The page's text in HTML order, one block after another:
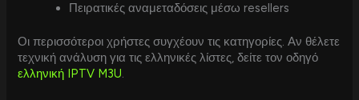
Πειρατικές αναμεταδόσεις μέσω resellers
Οι περισσότεροι χρήστες συγχέουν τις κατηγορίες. Αν θέλετε
τεχνική ανάλυση για τις ελληνικές λίστες, δείτε τον οδηγό
ελληνική IPTV M3U.